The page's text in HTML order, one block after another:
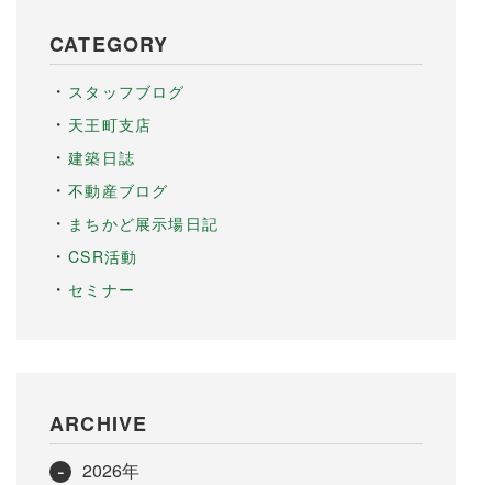
CATEGORY
スタッフブログ
天王町支店
建築日誌
不動産ブログ
まちかど展示場日記
CSR活動
セミナー
ARCHIVE
2026年